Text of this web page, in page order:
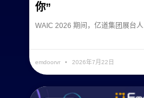
你”
WAIC 2026 期间，亿道集团展台人
emdoorvr 2026年7月22日